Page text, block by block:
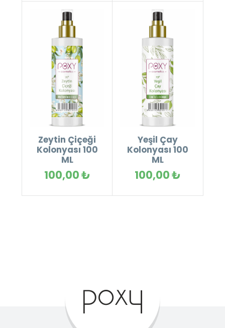
Zeytin Çiçeği
Kolonyası 100
ML
100,00 ₺
Yeşil Çay
Kolonyası 100
ML
100,00 ₺